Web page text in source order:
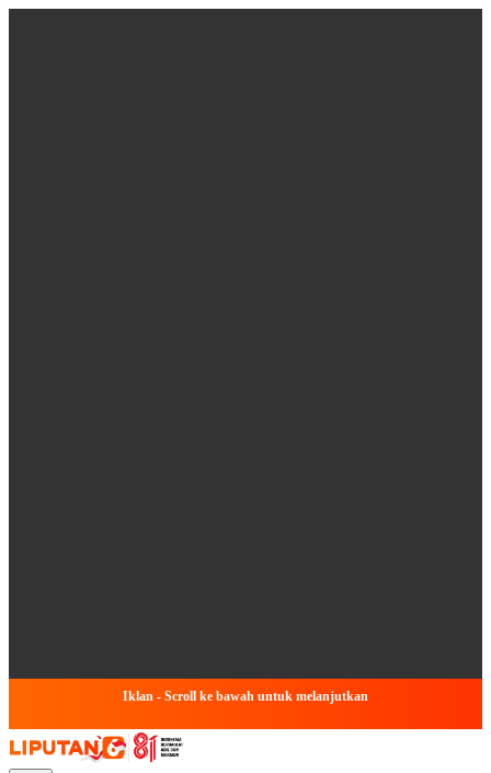
Iklan - Scroll ke bawah untuk melanjutkan